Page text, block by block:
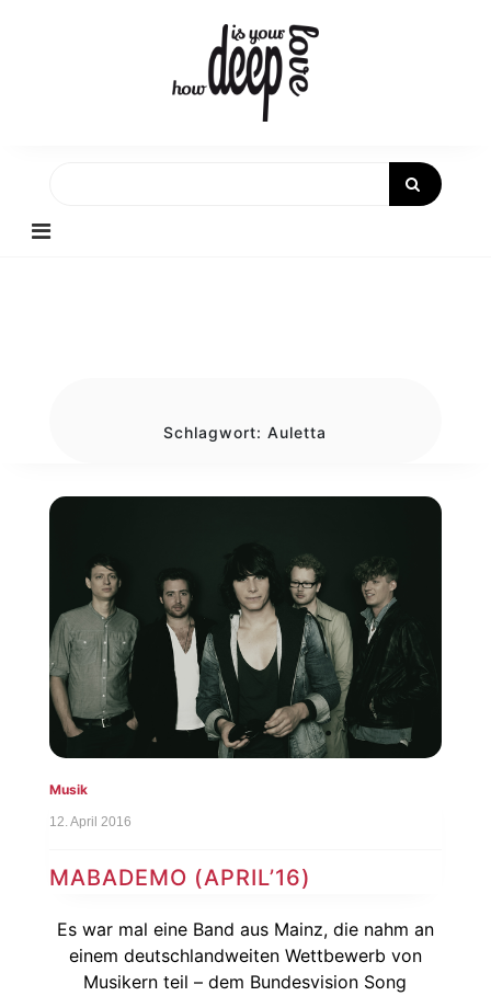
Schlagwort:Auletta
Musik
12. April 2016
MABADEMO (APRIL’16)
Es war mal eine Band aus Mainz, die nahm an
einem deutschlandweiten Wettbewerb von
Musikern teil – dem Bundesvision Song